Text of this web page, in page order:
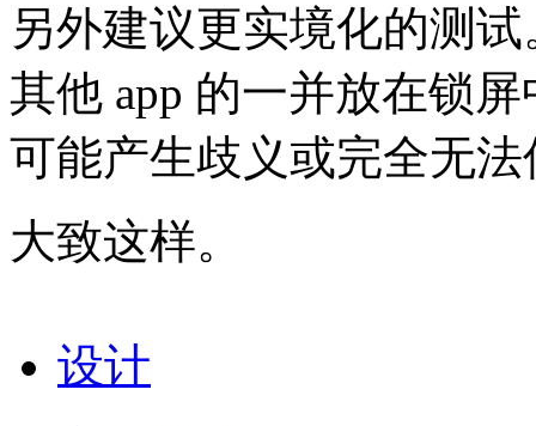
另外建议更实境化的测
其他 app 的一并放在锁
可能产生歧义或完全无
大致这样。
设计